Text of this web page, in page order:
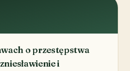
o przestępstwa
i